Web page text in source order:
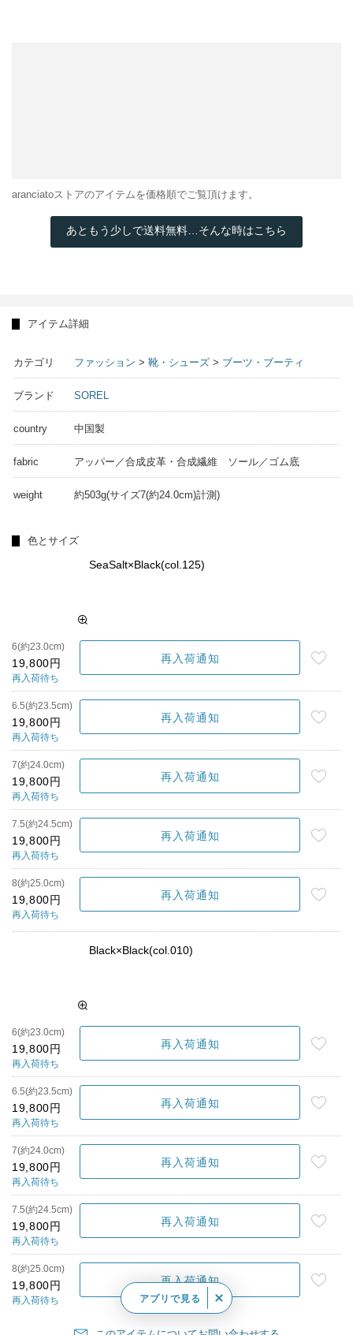
aranciatoストアのアイテムを価格順でご覧頂けます。
あともう少しで送料無料…そんな時はこちら
アイテム詳細
カテゴリ ファッション > 靴・シューズ > ブーツ・ブーティ
ブランド SOREL
country 中国製
fabric アッパー／合成皮革・合成繊維 ソール／ゴム底
weight 約503g(サイズ7(約24.0cm)計測)
色とサイズ
SeaSalt×Black(col.125)
6(約23.0cm)
19,800円
再入荷待ち
再入荷通知
6.5(約23.5cm)
19,800円
再入荷待ち
再入荷通知
7(約24.0cm)
19,800円
再入荷待ち
再入荷通知
7.5(約24.5cm)
19,800円
再入荷待ち
再入荷通知
8(約25.0cm)
19,800円
再入荷待ち
再入荷通知
Black×Black(col.010)
6(約23.0cm)
19,800円
再入荷待ち
再入荷通知
6.5(約23.5cm)
19,800円
再入荷待ち
再入荷通知
7(約24.0cm)
19,800円
再入荷待ち
再入荷通知
7.5(約24.5cm)
19,800円
再入荷待ち
再入荷通知
8(約25.0cm)
19,800円
再入荷待ち
再入荷通知
アプリで見る